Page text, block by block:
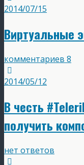
2014/07/15
Виртуальные
комментариев 8
2014/05/12
В честь
получить
нет ответов